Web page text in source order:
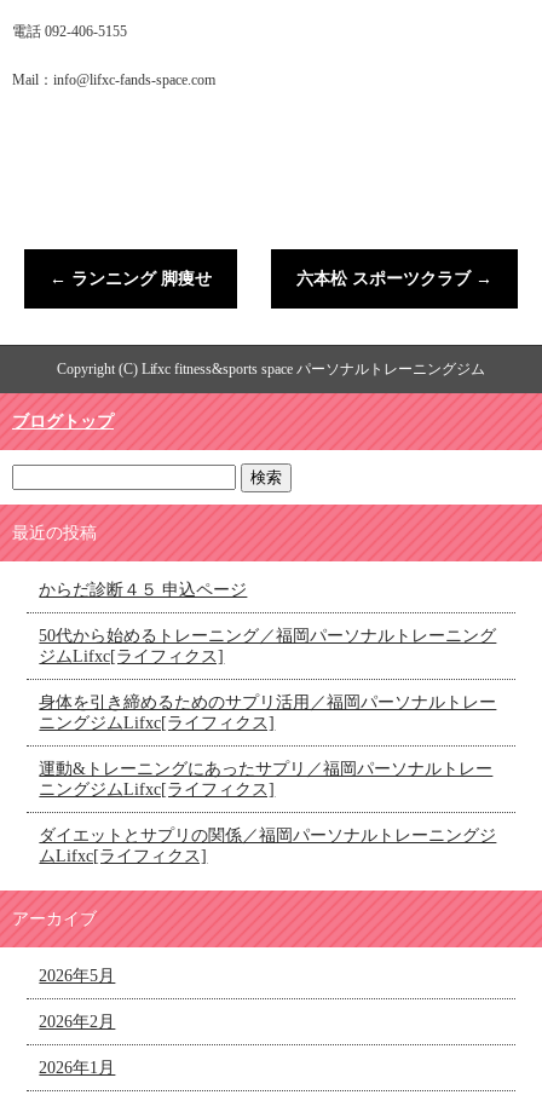
電話 092-406-5155
Mail：info@lifxc-fands-space.com
← ランニング 脚痩せ 六本松 スポーツクラブ →
Copyright (C) Lifxc fitness&sports space パーソナルトレーニングジム
ブログトップ
最近の投稿
からだ診断４５ 申込ページ
50代から始めるトレーニング／福岡パーソナルトレーニング
ジムLifxc[ライフィクス]
身体を引き締めるためのサプリ活用／福岡パーソナルトレー
ニングジムLifxc[ライフィクス]
運動&トレーニングにあったサプリ／福岡パーソナルトレー
ニングジムLifxc[ライフィクス]
ダイエットとサプリの関係／福岡パーソナルトレーニングジ
ムLifxc[ライフィクス]
アーカイブ
2026年5月
2026年2月
2026年1月